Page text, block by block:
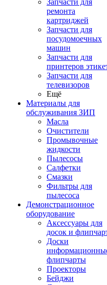
Запчасти для
ремонта
картриджей
Запчасти для
посудомоечных
машин
Запчасти для
принтеров
Запчасти для
телевизоров
Ещё
Материалы для
обслуживания ЗИП
Масла
Очистители
Промывочные
жидкости
Пылесосы
Салфетки
Смазки
Фильтры для
пылесоса
Демонстрационное
оборудование
Аксессуары для
досок и
Доски
флипчарты
Проекторы
Бейджи